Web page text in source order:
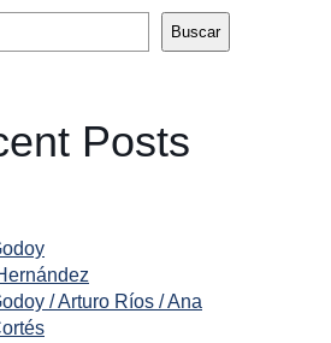
Buscar
Posts
/ Arturo Ríos / Ana